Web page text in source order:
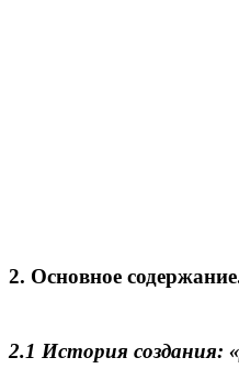
2. Основное
2.1 История создания: